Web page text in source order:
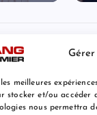
meilleures
stocker et/ou accéder
nous permettra